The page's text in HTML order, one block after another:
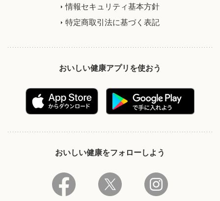
情報セキュリティ基本方針
特定商取引法に基づく表記
おいしい健康アプリを使おう
おいしい健康をフォローしよう